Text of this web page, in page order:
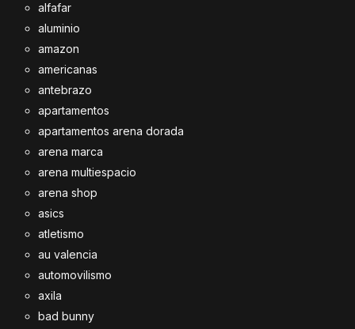
alfafar
aluminio
amazon
americanas
antebrazo
apartamentos
apartamentos arena dorada
arena marca
arena multiespacio
arena shop
asics
atletismo
au valencia
automovilismo
axila
bad bunny